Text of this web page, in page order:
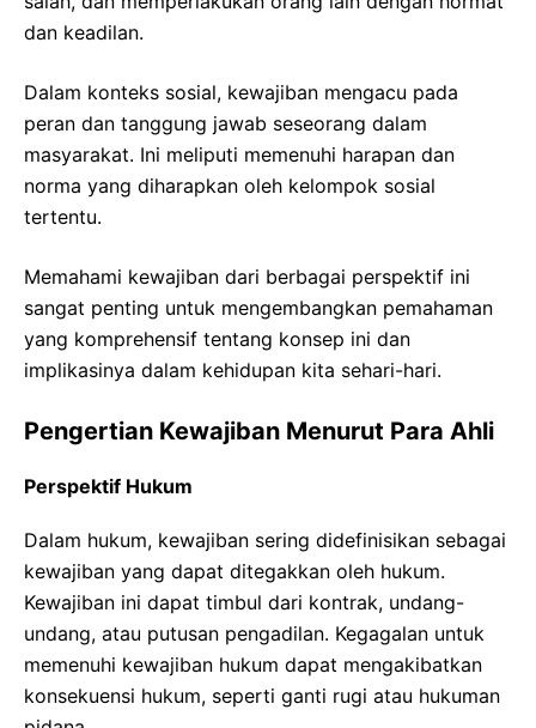
dan keadilan.
Dalam konteks sosial, kewajiban mengacu pada
peran dan tanggung jawab seseorang dalam
masyarakat. Ini meliputi memenuhi harapan dan
norma yang diharapkan oleh kelompok sosial
tertentu.
Memahami kewajiban dari berbagai perspektif ini
sangat penting untuk mengembangkan pemahaman
yang komprehensif tentang konsep ini dan
implikasinya dalam kehidupan kita sehari-hari.
Pengertian Kewajiban Menurut Para Ahli
Perspektif Hukum
Dalam hukum, kewajiban sering didefinisikan sebagai
kewajiban yang dapat ditegakkan oleh hukum.
Kewajiban ini dapat timbul dari kontrak, undang-
undang, atau putusan pengadilan. Kegagalan untuk
memenuhi kewajiban hukum dapat mengakibatkan
konsekuensi hukum, seperti ganti rugi atau hukuman